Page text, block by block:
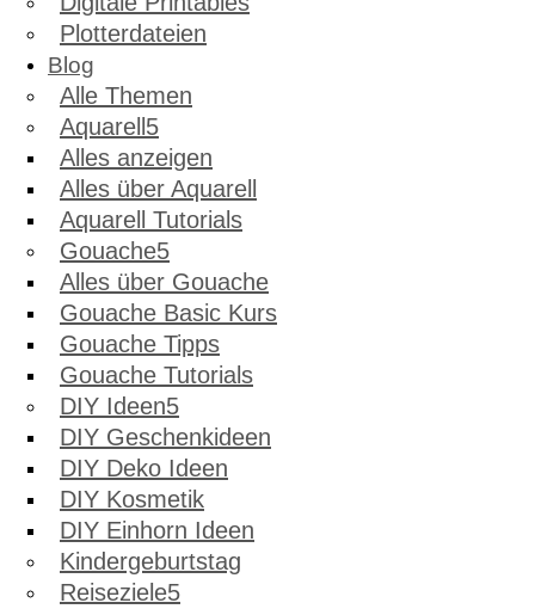
Plotterdateien
Blog
Alle Themen
Aquarell
Alles anzeigen
Alles über Aquarell
Aquarell Tutorials
Gouache
Alles über Gouache
Gouache Basic Kurs
Gouache Tipps
Gouache Tutorials
DIY Ideen
DIY Geschenkideen
DIY Deko Ideen
DIY Kosmetik
DIY Einhorn Ideen
Kindergeburtstag
Reiseziele